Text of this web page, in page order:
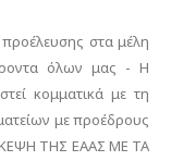
στα μέλη
όλων μας - Η
κομματικά με τη
με προέδρους
ΤΗΣ ΕΑΑΣ ΜΕ ΤΑ